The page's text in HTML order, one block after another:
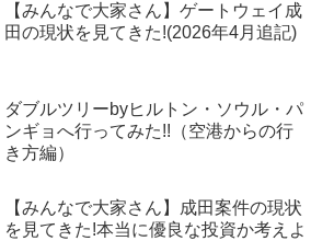
【みんなで大家さん】ゲートウェイ成
田の現状を見てきた!(2026年4月追記)
ダブルツリーbyヒルトン・ソウル・パ
ンギョへ行ってみた!!（空港からの行
き方編）
【みんなで大家さん】成田案件の現状
を見てきた!本当に優良な投資か考えよ